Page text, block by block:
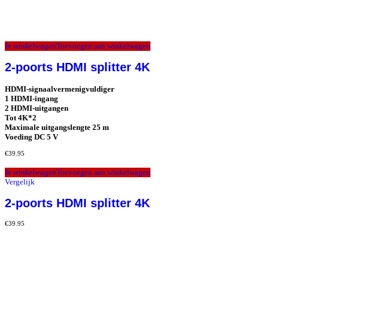
In winkelwagenToevoegen aan winkelwagen
2-poorts HDMI splitter 4K
HDMI-signaalvermenigvuldiger
1 HDMI-ingang
2 HDMI-uitgangen
Tot 4K*2
Maximale uitgangslengte 25 m
Voeding DC 5 V
€39.95
In winkelwagenToevoegen aan winkelwagen
Vergelijk
2-poorts HDMI splitter 4K
€39.95